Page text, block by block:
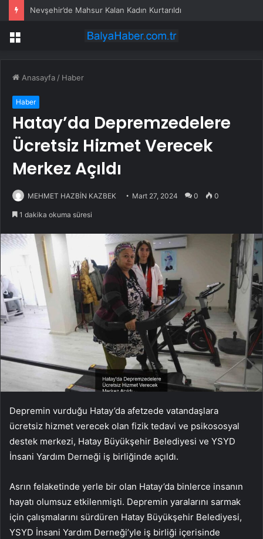
Nevşehir’de Mahsur Kalan Kadın Kurtarıldı
Menü
Anasayfa / Haber
Haber
Hatay’da Depremzedelere
Ücretsiz Hizmet Verecek
Merkez Açıldı
MEHMET HAZBİN KAZBEK Mart 27, 2024 0 0
1 dakika okuma süresi
Depremin vurduğu Hatay’da afetzede vatandaşlara
ücretsiz hizmet verecek olan fizik tedavi ve psikososyal
destek merkezi, Hatay Büyükşehir Belediyesi ve YSYD
İnsani Yardım Derneği iş birliğinde açıldı.
Asrın felaketinde yerle bir olan Hatay’da binlerce insanın
hayatı olumsuz etkilenmişti. Depremin yaralarını sarmak
için çalışmalarını sürdüren Hatay Büyükşehir Belediyesi,
YSYD İnsani Yardım Derneği’yle iş birliği içerisinde